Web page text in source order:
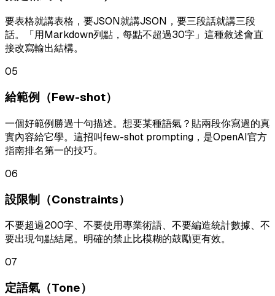
要表格就講表格，要JSON就講JSON，要三段話就講三段
話。「用Markdown列點，每點不超過30字」這種敘述會直
接改寫輸出結構。
05
給範例（Few-shot）
一個好範例勝過十句描述。想要某種語氣？貼兩段你寫過的真
實內容給它學。這招叫few-shot prompting，是OpenAI官方
指南排名第一的技巧。
06
設限制（Constraints）
不要超過200字、不要使用專業術語、不要編造統計數據、不
要出現句點結尾。明確的禁止比模糊的鼓勵更有效。
07
定語氣（Tone）